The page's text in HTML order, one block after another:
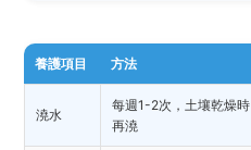
養護項目 方法
澆水
每週1-2次，土壤乾燥時
再澆